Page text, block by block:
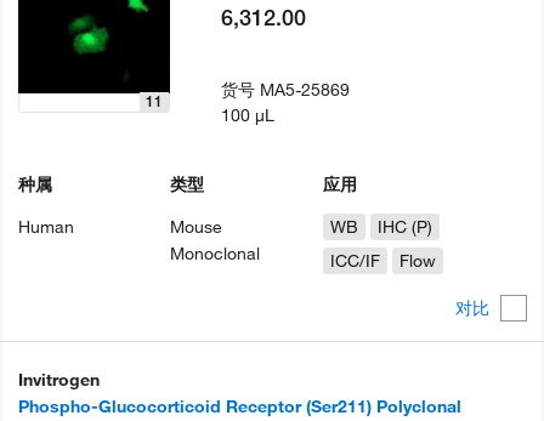
对比
11
种属
Human
类型
Mouse
Monoclonal
应用
WB
IHC (P)
ICC/IF
Flow
6,312.00
货号 MA5-25869
100 µL
Invitrogen
Phospho-Glucocorticoid Receptor (Ser211) Polyclonal